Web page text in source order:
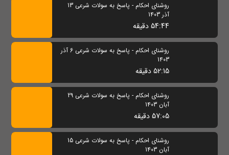
روشنای احکام - پاسخ به سولات شرعی 13
آذر 1403
54:44 دقیقه
روشنای احکام - پاسخ به سولات شرعی 6 آذر
1403
52:15 دقیقه
روشنای احکام - پاسخ به سولات شرعی 29
آبان 1403
57:05 دقیقه
روشنای احکام - پاسخ به سولات شرعی 15
آبان 1403